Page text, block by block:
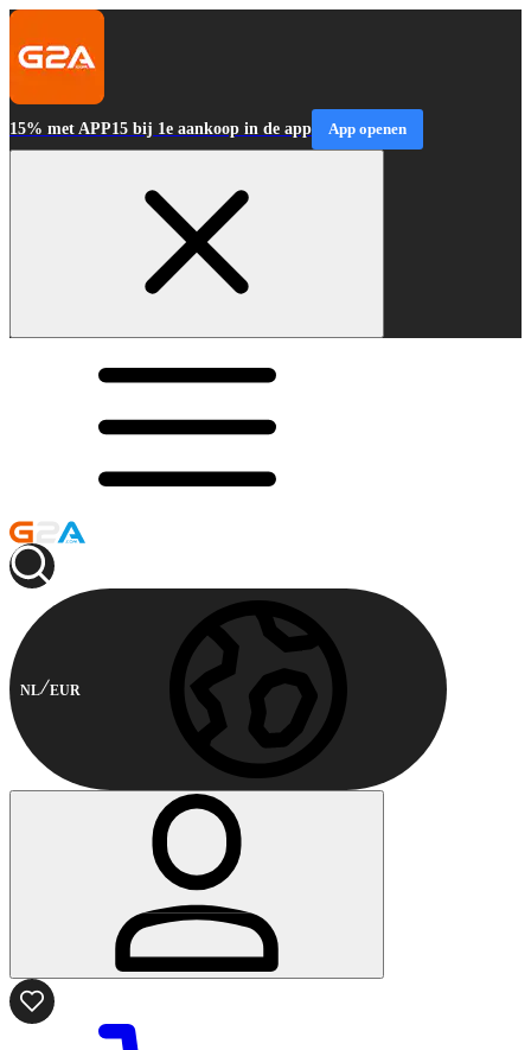
15% met APP15 bij 1e aankoop in de app App openen
NL EUR